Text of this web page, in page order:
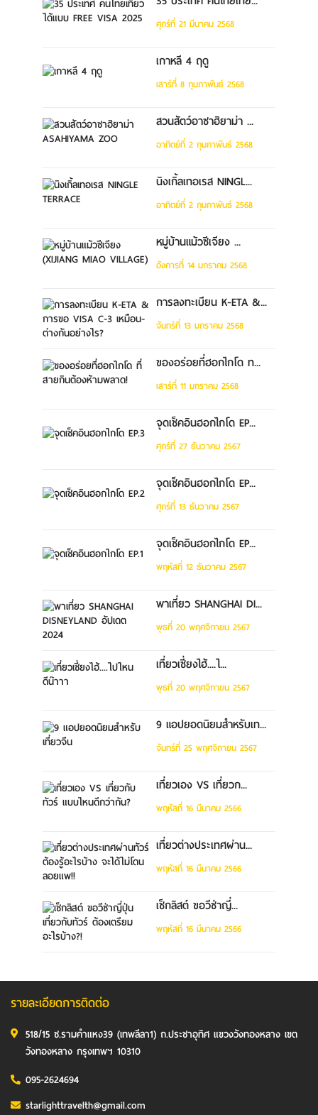
ศุกร์ที่ 21 มีนาคม 2568
เกาหลี 4 ฤดู
เสาร์ที่ 8 กุมภาพันธ์ 2568
สวนสัตว์อาซาฮิยาม่า ...
อาทิตย์ที่ 2 กุมภาพันธ์ 2568
นิงเกิ้ลเทอเรส NINGL...
อาทิตย์ที่ 2 กุมภาพันธ์ 2568
หมู่บ้านแม้วซีเจียง ...
อังคารที่ 14 มกราคม 2568
การลงทะเบียน K-ETA &...
จันทร์ที่ 13 มกราคม 2568
ของอร่อยที่ฮอกไกโด ท...
เสาร์ที่ 11 มกราคม 2568
จุดเช็คอินฮอกไกโด EP...
ศุกร์ที่ 27 ธันวาคม 2567
จุดเช็คอินฮอกไกโด EP...
ศุกร์ที่ 13 ธันวาคม 2567
จุดเช็คอินฮอกไกโด EP...
พฤหัสที่ 12 ธันวาคม 2567
พาเที่ยว SHANGHAI DI...
พุธที่ 20 พฤศจิกายน 2567
เที่ยวเซี่ยงไฮ้....ไ...
พุธที่ 20 พฤศจิกายน 2567
9 แอปยอดนิยมสำหรับเท...
จันทร์ที่ 25 พฤศจิกายน 2567
เที่ยวเอง VS เที่ยวก...
พฤหัสที่ 16 มีนาคม 2566
เที่ยวต่างประเทศผ่าน...
พฤหัสที่ 16 มีนาคม 2566
เช็กลิสต์ ขอวีซ่าญี่...
พฤหัสที่ 16 มีนาคม 2566
รายละเอียดการติดต่อ
518/15 ซ.รามคำแหง39 (เทพลีลา1) ถ.ประชาอุทิศ แขวงวังทองหลาง เขต
วังทองหลาง กรุงเทพฯ 10310
095-2624694
starlighttravelth@gmail.com